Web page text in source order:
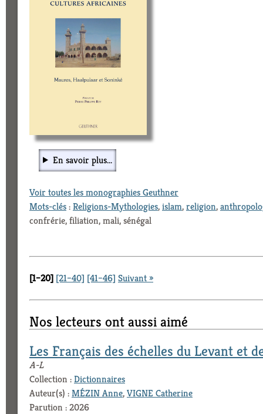
En savoir plus...
Voir toutes les monographies Geuthner
Mots-clés:Religions-Mythologies,islam,religion,
confrérie, filiation, mali, sénégal
[1–20] [21–40] [41–46] Suivant »
Nos lecteurs ont aussi aimé
Les Français des échelles du Levant et
A-L
Collection :Dictionnaires
Auteur(s) :MÉZIN Anne,VIGNE Catherine
Parution : 2026